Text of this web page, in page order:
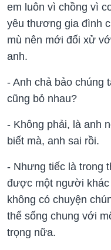
em luôn vì chồng vì
yêu thương gia đình
mù nên mới đối xử
anh.
- Anh chả bảo chúng
cũng bỏ nhau?
- Không phải, là anh
biết mà, anh sai rồi.
- Nhưng tiếc là trong
được một người
không có chuyện
thể sống chung với
trọng nữa.